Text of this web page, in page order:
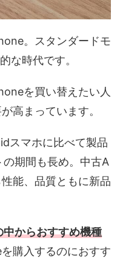
。スタンダードモ
な時代です。
を買い替えたい人
高まっています。
スマホに比べて製品
期間も長め。中古A
能、品質ともに新品
からおすすめ機種
購入するのにおすす